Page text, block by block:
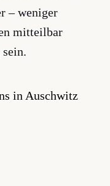
– weniger
mitteilbar
in Auschwitz